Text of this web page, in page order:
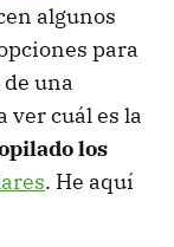
algunos
para
una
ver cuál es la
los
. He aquí